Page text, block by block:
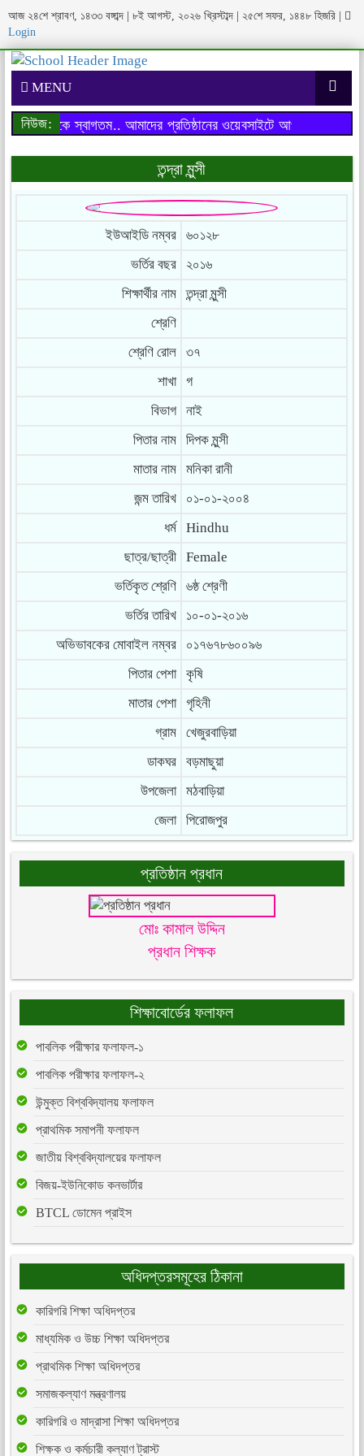
আজ ২৪শে শ্রাবণ, ১৪৩৩ বঙ্গাব্দ | ৮ই আগস্ট, ২০২৬ খ্রিস্টাব্দ | ২৫শে সফর, ১৪৪৮ হিজরি
Login
MENU
নিউজ: আমাদের প্রতিষ্ঠানের ওয়েবসাইটে আপনাকে স্বাগতম..
আপনাকে স্বাগতম..
তন্দ্রা মুন্সী
ইউআইডি নম্বর
৬০১২৮
ভর্তির বছর
২০১৬
শিক্ষার্থীর নাম
তন্দ্রা মুন্সী
শ্রেণি
শ্রেণি রোল
৩৭
শাখা
গ
বিভাগ
নাই
পিতার নাম
দিপক মুন্সী
মাতার নাম
মনিকা রানী
জন্ম তারিখ
০১-০১-২০০৪
ধর্ম
Hindhu
ছাত্র/ছাত্রী
Female
ভর্তিকৃত শ্রেণি
৬ষ্ঠ শ্রেণী
ভর্তির তারিখ
১০-০১-২০১৬
অভিভাবকের মোবাইল নম্বর
০১৭৬৭৮৬০০৯৬
পিতার পেশা
কৃষি
মাতার পেশা
গৃহিনী
গ্রাম
খেজুরবাড়িয়া
ডাকঘর
বড়মাছুয়া
উপজেলা
মঠবাড়িয়া
জেলা
পিরোজপুর
প্রতিষ্ঠান প্রধান
মোঃ কামাল উদ্দিন
প্রধান শিক্ষক
শিক্ষাবোর্ডের ফলাফল
পাবলিক পরীক্ষার ফলাফল-১
পাবলিক পরীক্ষার ফলাফল-২
উন্মুক্ত বিশ্ববিদ্যালয় ফলাফল
প্রাথমিক সমাপনী ফলাফল
জাতীয় বিশ্ববিদ্যালয়ের ফলাফল
বিজয়-ইউনিকোড কনভার্টার
BTCL ডোমেন প্রাইস
অধিদপ্তরসমূহের ঠিকানা
কারিগরি শিক্ষা অধিদপ্তর
মাধ্যমিক ও উচ্চ শিক্ষা অধিদপ্তর
প্রাথমিক শিক্ষা অধিদপ্তর
সমাজকল্যাণ মন্ত্রণালয়
কারিগরি ও মাদ্রাসা শিক্ষা অধিদপ্তর
শিক্ষক ও কর্মচারী কল্যাণ ট্রাস্ট